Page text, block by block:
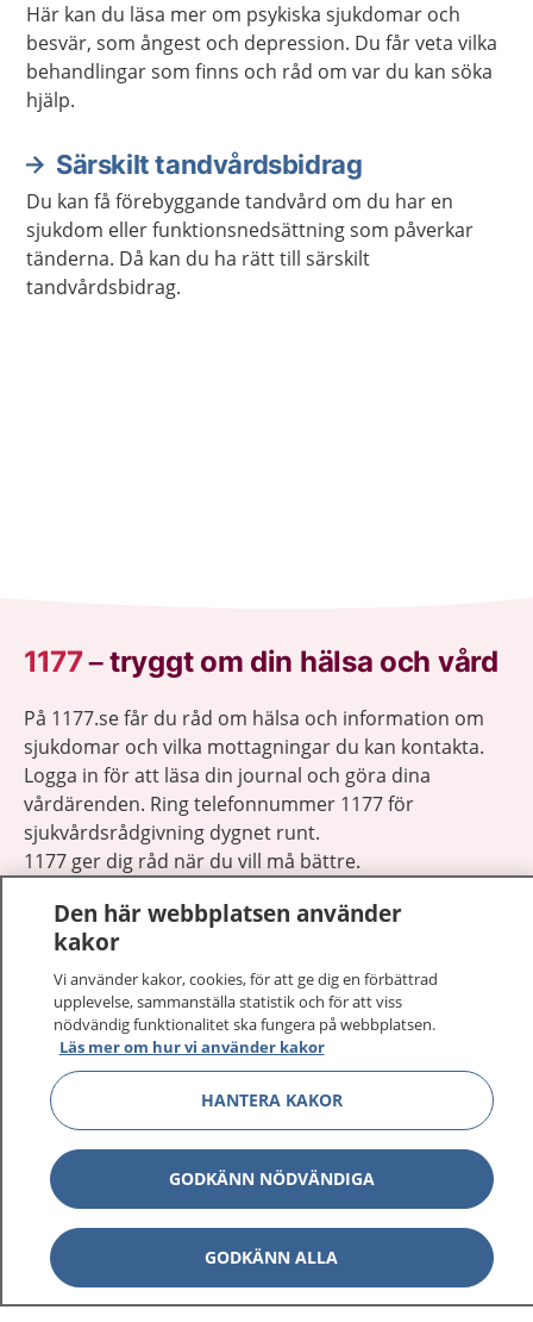
Här kan du läsa mer om psykiska sjukdomar och
besvär, som ångest och depression. Du får veta vilka
behandlingar som finns och råd om var du kan söka
hjälp.
Särskilt tandvårdsbidrag
Du kan få förebyggande tandvård om du har en
sjukdom eller funktionsnedsättning som påverkar
tänderna. Då kan du ha rätt till särskilt
tandvårdsbidrag.
1177–tryggt om din hälsa och vård
På 1177.se får du råd om hälsa och information om
sjukdomar och vilka mottagningar du kan kontakta.
Logga in för att läsa din journal och göra dina
vårdärenden. Ring telefonnummer 1177 för
sjukvårdsrådgivning dygnet runt.
1177 ger dig råd när du vill må bättre.
1177 på flera språk
Om 1177 Visa
Kontakt
Behandling av personuppgifter
Hantering av kakor
Den här webbplatsen använder
kakor
Vi använder kakor, cookies, för att ge dig en förbättrad
upplevelse, sammanställa statistik och för att viss
nödvändig funktionalitet ska fungera på webbplatsen.
Läs mer om hur vi använder kakor
HANTERA KAKOR
GODKÄNN NÖDVÄNDIGA
GODKÄNN ALLA